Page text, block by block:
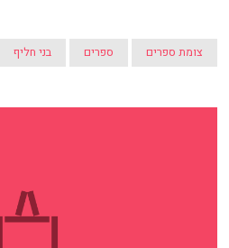
אתה רוצה 25 שנים?'. אז אני רוצה